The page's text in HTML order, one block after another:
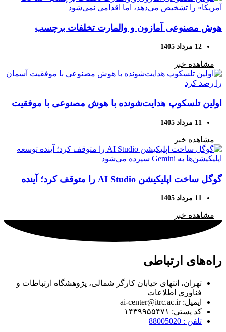
هوش مصنوعی آمازون و والمارت تخلفات برچسب
«ساخت آمریکا» را تشخیص می‌دهد، اما اقدامی نمی‌شود
12 مرداد 1405
مشاهده خبر
اولین تلسکوپ هدایت‌شونده با هوش مصنوعی با موفقیت
آسمان را رصد کرد
11 مرداد 1405
مشاهده خبر
گوگل ساخت اپلیکیشن AI Studio را متوقف کرد؛ آینده
توسعه اپلیکیشن‌ها به Gemini سپرده می‌شود
11 مرداد 1405
مشاهده خبر
راه‌های ارتباطی
تهران، انتهای خیابان کارگر شمالی، پژوهشگاه ارتباطات و
فناوری اطلاعات
ایمیل: ai-center@itrc.ac.ir
کد پستی: ۱۴۳۹۹۵۵۴۷۱
تلفن : 88005020